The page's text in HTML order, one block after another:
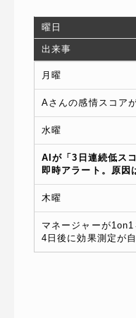
曜日
出来事
月曜
Aさんの感情スコア
水曜
AIが「3日連続低ス
即時アラート。原因
木曜
マネージャーが
4日後に効果測定が自